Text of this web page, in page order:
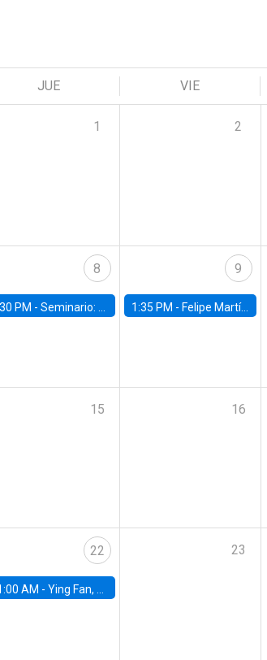
JUE VIE
1 2
8
PM -Seminario: “Recuperando la humanidad para progresar en la era de la IA»
9
1:35 PM - Felipe Martínez, alumno Doctorado en Economía UC
15 16
22
AM -Ying Fan, University of Michigan
23